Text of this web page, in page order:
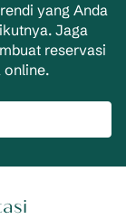
yang Anda
Jaga
reservasi
online.